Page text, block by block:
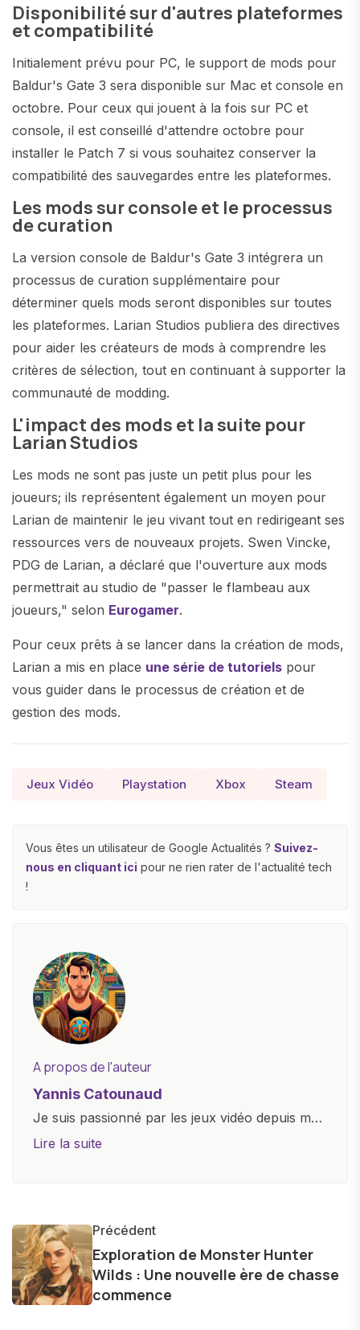
Disponibilité sur d'autres plateformes
et compatibilité
Initialement prévu pour PC, le support de mods pour
Baldur's Gate 3 sera disponible sur Mac et console en
octobre. Pour ceux qui jouent à la fois sur PC et
console, il est conseillé d'attendre octobre pour
installer le Patch 7 si vous souhaitez conserver la
compatibilité des sauvegardes entre les plateformes.
Les mods sur console et le processus
de curation
La version console de Baldur's Gate 3 intégrera un
processus de curation supplémentaire pour
déterminer quels mods seront disponibles sur toutes
les plateformes. Larian Studios publiera des directives
pour aider les créateurs de mods à comprendre les
critères de sélection, tout en continuant à supporter la
communauté de modding.
L'impact des mods et la suite pour
Larian Studios
Les mods ne sont pas juste un petit plus pour les
joueurs; ils représentent également un moyen pour
Larian de maintenir le jeu vivant tout en redirigeant ses
ressources vers de nouveaux projets. Swen Vincke,
PDG de Larian, a déclaré que l'ouverture aux mods
permettrait au studio de "passer le flambeau aux
joueurs," selon Eurogamer.
Pour ceux prêts à se lancer dans la création de mods,
Larian a mis en place une série de tutoriels pour
vous guider dans le processus de création et de
gestion des mods.
Jeux Vidéo Playstation Xbox Steam
Vous êtes un utilisateur de Google Actualités ? Suivez-
nous en cliquant ici pour ne rien rater de l'actualité tech
!
A propos de l'auteur
Yannis Catounaud
Je suis passionné par les jeux vidéo depuis mon
plus jeune âge. Mon amour pour l'univers
et bien d'autres gadgets technologiques. Armé
d'une curiosité insatiable, j'aime dévoiler les
dernières tendances et innovations, partageant
avec enthousiasme mes découvertes avec la
Lire la suite
Précédent
Exploration de Monster Hunter
Wilds : Une nouvelle ère de chasse
commence